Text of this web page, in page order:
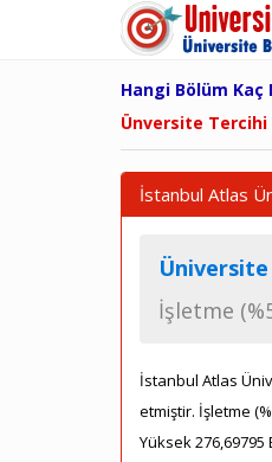
Hangi Bölüm Kaç
Ünversite Tercihi
İstanbul Atlas
İşletme
İstanbul Atlas
etmiştir. İşletme
Yüksek 276,69795